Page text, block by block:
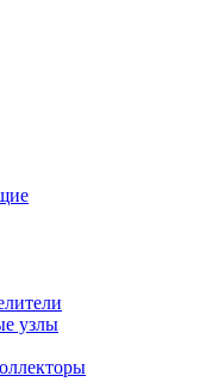
узлы